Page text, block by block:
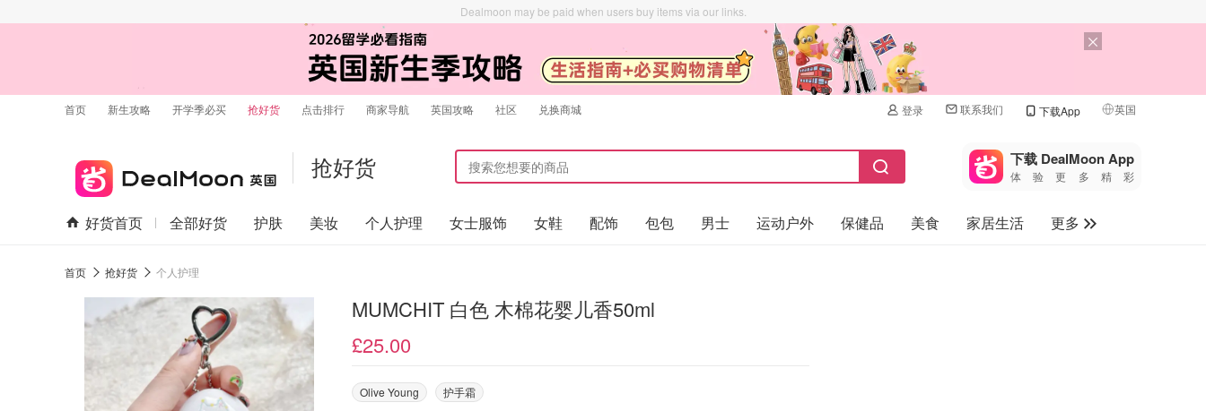
Dealmoon may be paid when users buy items via our links.
首页 新生攻略 开学季必买 抢好货 点击排行 商家导航 英国攻略 社区 兑换商城 登录 联系我们 下载App 英国
🇺🇸
🇨🇳 中国
🇨🇦加拿大
抢好货 下载 DealMoon App
体验更多精彩
好货首页 全部好货 护肤 美妆 个人护理 女士服饰 女鞋 配饰 包包 男士 运动户外 保健品 美食 家居生活
更多
首页 抢好货 个人护理
MUMCHIT 白色 木棉花婴儿香50ml
£25.00
Olive Young 护手霜